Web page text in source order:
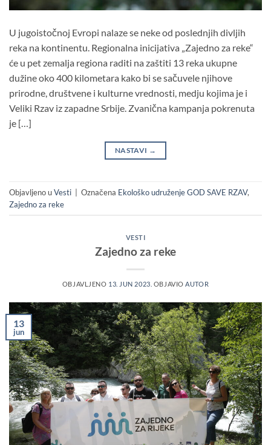
U jugoistočnoj Evropi nalaze se neke od poslednjih divljih
reka na kontinentu. Regionalna inicijativa „Zajedno za reke“
će u pet zemalja regiona raditi na zaštiti 13 reka ukupne
dužine oko 400 kilometara kako bi se sačuvele njihove
prirodne, društvene i kulturne vrednosti, medju kojima je i
Veliki Rzav iz zapadne Srbije. Zvanična kampanja pokrenuta
je […]
NASTAVI →
Objavljeno uVesti | Označena Ekološko udruženje GOD SAVE RZAV,
Zajedno za reke
VESTI
Zajedno za reke
OBJAVLJENO 13. JUN 2023. OBJAVIOAUTOR
13
jun